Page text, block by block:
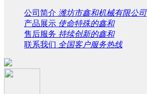
公司简介 潍坊市鑫和机械有限公司
产品展示 使命特殊的鑫和
售后服务 持续创新的鑫和
联系我们 全国客户服务热线